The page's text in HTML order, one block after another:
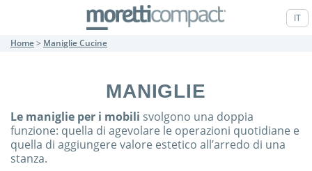
IT
Home> Maniglie Cucine
MANIGLIE
Le maniglie per i mobili svolgono una doppia
funzione: quella di agevolare le operazioni quotidiane e
quella di aggiungere valore estetico all’arredo di una
stanza.